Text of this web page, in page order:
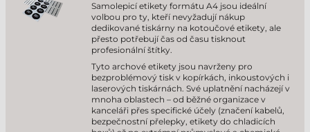
Samolepicí etikety formátu A4 jsou ideální
volbou pro ty, kteří nevyžadují nákup
dedikované tiskárny na kotoučové etikety, ale
přesto potřebují čas od času tisknout
profesionální štítky.
Tyto archové etikety jsou navrženy pro
bezproblémový tisk v kopírkách, inkoustových i
laserových tiskárnách. Své uplatnění nacházejí v
mnoha oblastech – od běžné organizace v
kanceláři přes specifické účely (značení kabelů,
bezpečnostní přelepky, etikety do chladicích